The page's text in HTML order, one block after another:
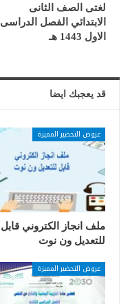
لغتى الصف الثانى
الابتدائي الفصل الدراسى
الاول 1443 هـ
قد يعجبك ايضا
عروض التحضير المميزة
ملف انجاز الكتروني قابل
للتعديل ون نوت
عروض التحضير المميزة